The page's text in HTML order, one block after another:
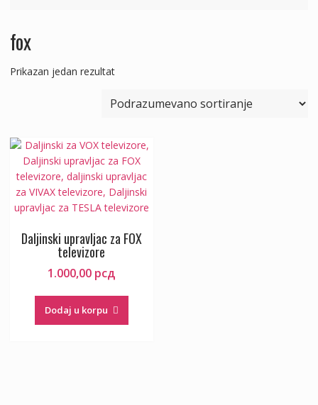
fox
Prikazan jedan rezultat
Daljinski upravljac za FOX
televizore
1.000,00 рсд
Dodaj u korpu